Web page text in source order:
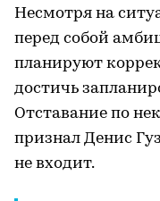
Несмотря на
перед собой
планируют
достичь
Отставание по
признал Денис
не входит.